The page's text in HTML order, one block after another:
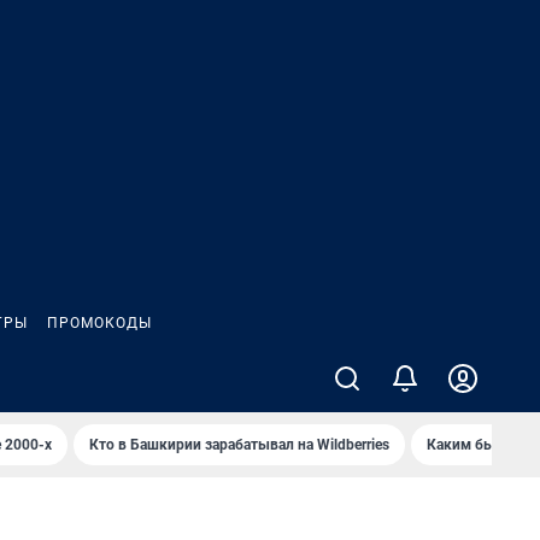
ПРОМОКОДЫ
2000-х Кто в Башкирии зарабатывал на Wildberries Каким было